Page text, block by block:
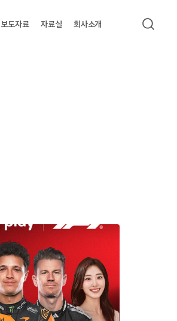
보도자료 자료실 회사소개 검색